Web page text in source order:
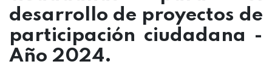
desarrollo de proyectos de
participación ciudadana -
Año 2024.